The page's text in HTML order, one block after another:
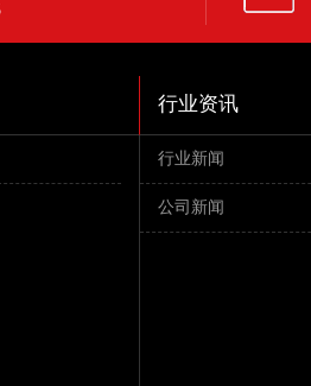
行业资讯
行业新闻
公司新闻